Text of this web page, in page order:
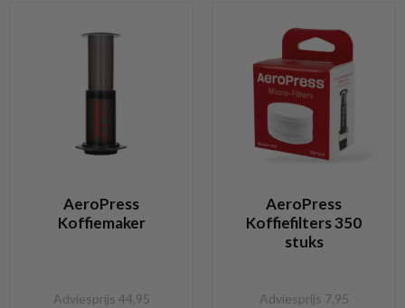
AeroPress
Koffiemaker
Adviesprijs 44,95
AeroPress
Koffiefilters 350
stuks
Adviesprijs 7,95